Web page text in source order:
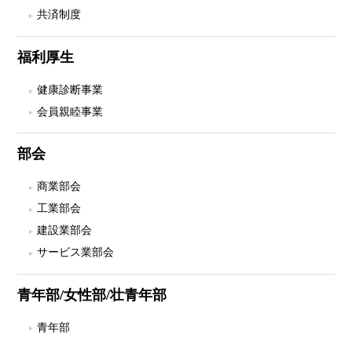
共済制度
福利厚生
健康診断事業
会員親睦事業
部会
商業部会
工業部会
建設業部会
サービス業部会
青年部/女性部/壮青年部
青年部